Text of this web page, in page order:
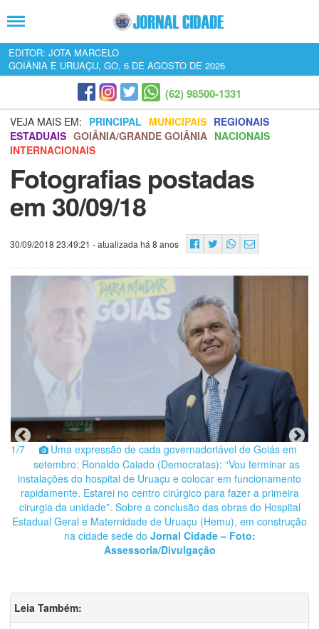
EDITOR: JOTA MARCELO
GOIÂNIA E URUAÇU, GO, 6 DE AGOSTO DE 2026
(62) 98500-1331
VEJA MAIS EM: PRINCIPAL MUNICIPAIS REGIONAIS
ESTADUAIS GOIÂNIA/GRANDE GOIÂNIA NACIONAIS
INTERNACIONAIS
Fotografias postadas
em 30/09/18
30/09/2018 23:49:21 - atualizada há 8 anos
1/7
Uma expressão de cada governadoriável de Goiás em
setembro: Ronaldo Caiado (Democratas): “Vou terminar as
instalações do hospital de Uruaçu e colocar em funcionamento
rapidamente. Estarei no centro cirúrgico para fazer a primeira
cirurgia da unidade”. Sobre a conclusão das obras do Hospital
Estadual Geral e Maternidade de Uruaçu (Hemu), em construção
na cidade sede do Jornal Cidade – Foto:
Assessoria/Divulgação
Leia Também: